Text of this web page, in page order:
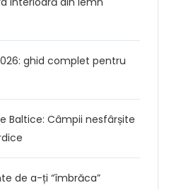
ghid complet pentru
Baltice: Câmpii nesfârșite
de a-ți “îmbrăca”